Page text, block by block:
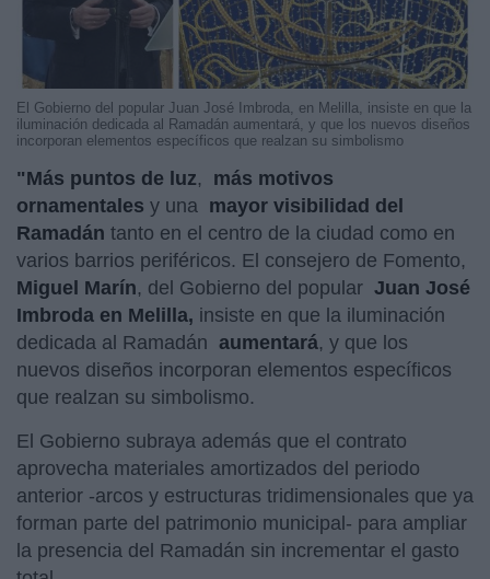
El Gobierno del popular Juan José Imbroda, en Melilla, insiste en que la
iluminación dedicada al Ramadán aumentará, y que los nuevos diseños
incorporan elementos específicos que realzan su simbolismo
"Más puntos de luz,
más motivos
ornamentales y una mayor visibilidad del
Ramadán tanto en el centro de la ciudad como en
varios barrios periféricos. El consejero de Fomento,
Miguel Marín, del Gobierno del popular Juan José
Imbroda en Melilla, insiste en que la iluminación
dedicada al Ramadán aumentará, y que los
nuevos diseños incorporan elementos específicos
que realzan su simbolismo.
El Gobierno subraya además que el contrato
aprovecha materiales amortizados del periodo
anterior -arcos y estructuras tridimensionales que ya
forman parte del patrimonio municipal- para ampliar
la presencia del Ramadán sin incrementar el gasto